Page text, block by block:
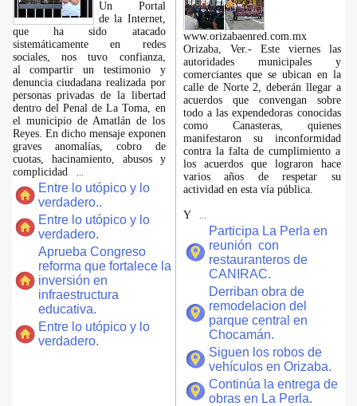
​Un Portal
de la Internet,
que ha sido atacado
sistemáticamente en redes
sociales, nos tuvo confianza,
al compartir un testimonio y
denuncia ciudadana realizada por
personas privadas de la libertad
dentro del Penal de La Toma, en
el municipio de Amatlán de los
Reyes. En dicho mensaje exponen
graves anomalías, cobro de
cuotas, hacinamiento, abusos y
complicidad
Entre lo utópico y lo
verdadero..
Entre lo utópico y lo
verdadero.
Aprueba Congreso
reforma que fortalece la
inversión en
infraestructura
educativa.
Entre lo utópico y lo
verdadero.
www.orizabaenred.com.mx
Orizaba, Ver.- Este viernes las
autoridades municipales y
comerciantes que se ubican en la
calle de Norte 2, deberán llegar a
acuerdos que convengan sobre
todo a las expendedoras conocidas
como Canasteras, quienes
manifestaron su inconformidad
contra la falta de cumplimiento a
los acuerdos que lograron hace
varios años de respetar su
actividad en esta vía pública.
Y
Participa La Perla en
reunión con
restauranteros de
CANIRAC.
Derriban obra de
remodelacion del
parque central en
Chocamán.
Siguen los robos de
vehículos en Orizaba.
Continúa la entrega de
obras en La Perla.